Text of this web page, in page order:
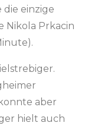
einzige
Nikola Prkacin
aber
hielt auch